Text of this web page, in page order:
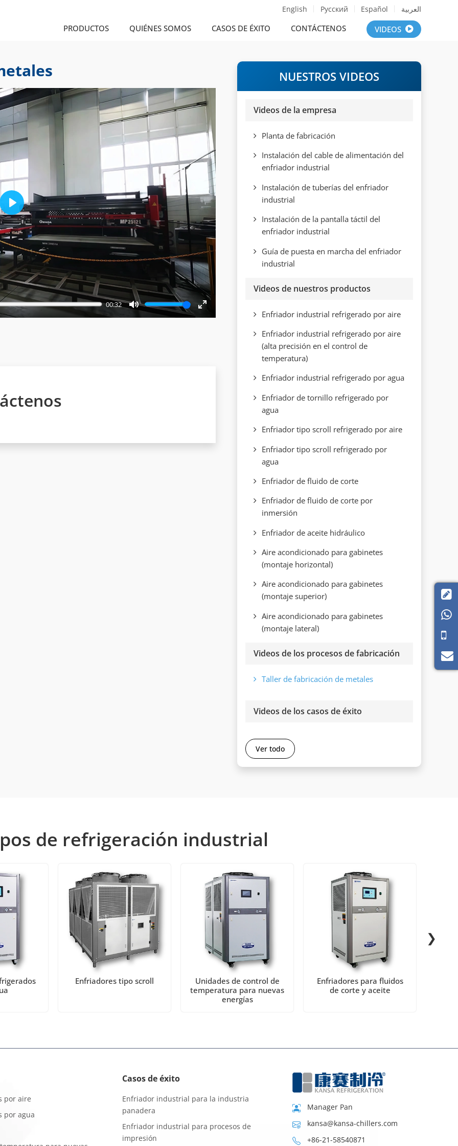
English Русский Español العربية
PRODUCTOS QUIÉNES SOMOS CASOS DE ÉXITO CONTÁCTENOS VIDEOS
00:32
Mute
Play
NUESTROS VIDEOS
Videos de la empresa
Planta de fabricación
Instalación del cable de alimentación del
enfriador industrial
Instalación de tuberías del enfriador
industrial
Instalación de la pantalla táctil del
enfriador industrial
Guía de puesta en marcha del enfriador
industrial
Videos de nuestros productos
Enfriador industrial refrigerado por aire
Enfriador industrial refrigerado por aire
(alta precisión en el control de
temperatura)
Enfriador industrial refrigerado por agua
Enfriador de tornillo refrigerado por
agua
Enfriador tipo scroll refrigerado por aire
Enfriador tipo scroll refrigerado por
agua
Enfriador de fluido de corte
Enfriador de fluido de corte por
inmersión
Enfriador de aceite hidráulico
Aire acondicionado para gabinetes
(montaje horizontal)
Aire acondicionado para gabinetes
(montaje superior)
Aire acondicionado para gabinetes
(montaje lateral)
Videos de los procesos de fabricación
Taller de fabricación de metales
Videos de los casos de éxito
Ver todo
de refrigeración industrial
Enfriadores tipo scroll
Unidades de control de
temperatura para nuevas
energías
Enfriadores para fluidos
de corte y aceite
❯
por aire
por agua
Casos de éxito
Enfriador industrial para la industria
panadera
Enfriador industrial para procesos de
impresión
Manager Pan
kansa@kansa-chillers.com
+86-21-58540871

